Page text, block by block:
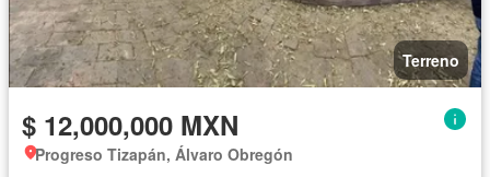
Terreno
$ 12,000,000 MXN
Progreso Tizapán, Álvaro Obregón